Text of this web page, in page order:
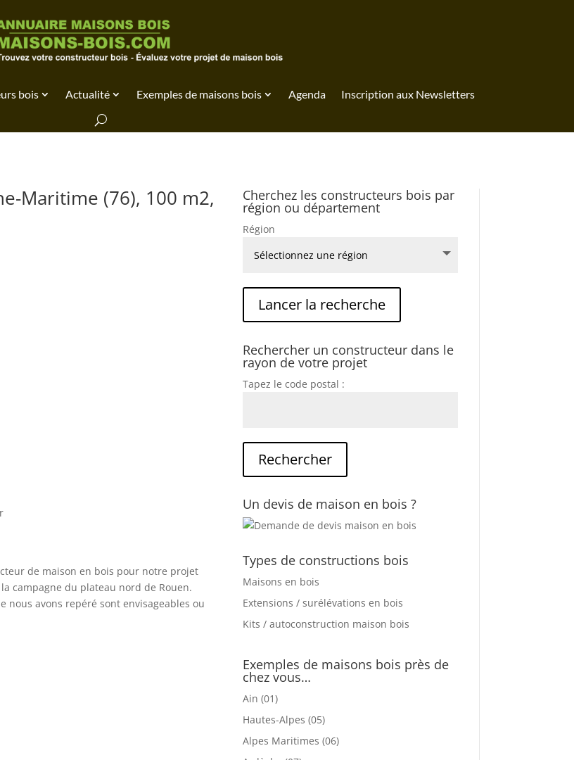
bois Actualité Exemples de maisons bois Agenda Inscription aux Newsletters
Maritime (76), 100 m2,
de maison en bois pour notre projet
campagne du plateau nord de Rouen.
nous avons repéré sont envisageables ou
Cherchez les constructeurs bois par
région ou département
Région
Rechercher un constructeur dans le
rayon de votre projet
Tapez le code postal :
Un devis de maison en bois ?
Types de constructions bois
Maisons en bois
Extensions / surélévations en bois
Kits / autoconstruction maison bois
Exemples de maisons bois près de
chez vous…
Ain (01)
Hautes-Alpes (05)
Alpes Maritimes (06)